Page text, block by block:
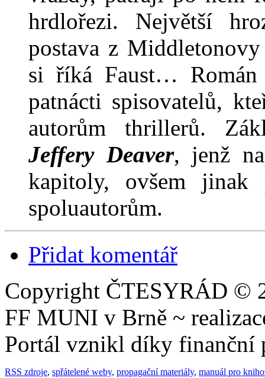
hrdlořezi. Největší
postava z
si říká Faust…
patnácti spisovatelů,
autorům thrillerů.
Jeffery Deaver, jenž
kapitoly, ovšem jinak
spoluautorům.
Přidat komentář
Copyright ČTESYRÁD ©
FF MUNI v Brně ~
Portál vznikl díky finanční
RSS zdroje, spřátelené weby, propagační materiály, manuál pro